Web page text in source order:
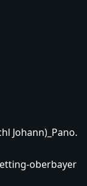
Johann)_Pano.
oberbayer